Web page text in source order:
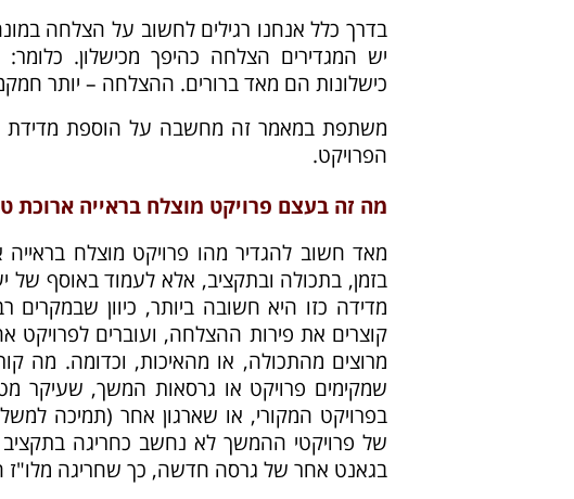
בדרך כלל אנחנו רגילים לחשוב על הצלחה
יש המגדירים הצלחה כהיפך מכישלון.
כישלונות הם מאד ברורים. ההצלחה – יותר
משתפת במאמר זה מחשבה על הוספת מדידת
הפרויקט.
מה זה בעצם פרויקט מוצלח בראייה ארוכת
מאד חשוב להגדיר מהו פרויקט מוצלח
בזמן, בתכולה ובתקציב, אלא לעמוד באוסף של
מדידה כזו היא חשובה ביותר, כיוון
קוצרים את פירות ההצלחה, ועוברים
מרוצים מהתכולה, או מהאיכות, וכדומה. מה
שמקימים פרויקט או גרסאות המשך,
בפרויקט המקורי, או שארגון אחר (תמיכה
של פרויקטי ההמשך לא נחשב כחריגה בתקציב
בגאנט אחר של גרסה חדשה, כך שחריגה מלו"ז